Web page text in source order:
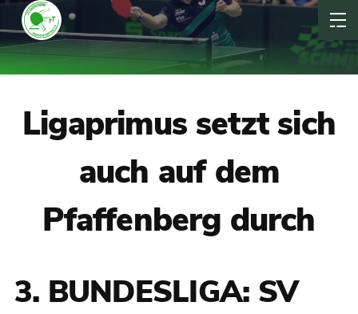
Ligaprimus setzt sich
auch auf dem
Pfaffenberg durch
3. BUNDESLIGA: SV